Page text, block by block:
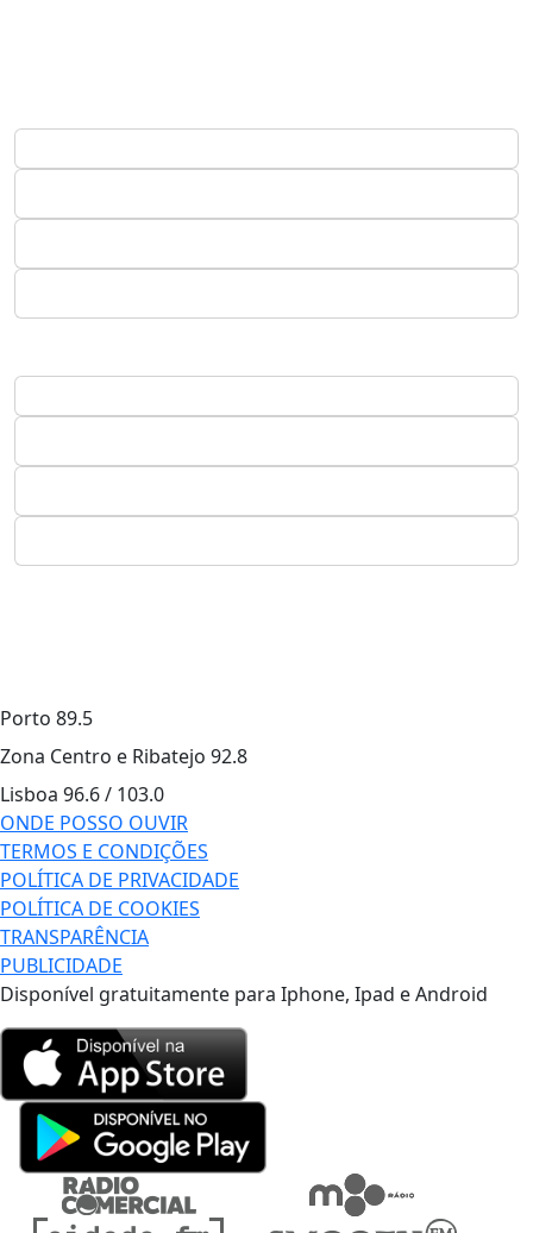
Porto 89.5
Zona Centro e Ribatejo 92.8
Lisboa 96.6 / 103.0
ONDE POSSO OUVIR
TERMOS E CONDIÇÕES
POLÍTICA DE PRIVACIDADE
POLÍTICA DE COOKIES
TRANSPARÊNCIA
PUBLICIDADE
Disponível gratuitamente para Iphone, Ipad e Android